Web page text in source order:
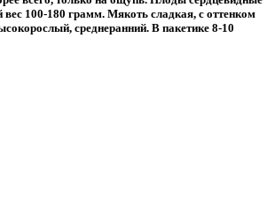
вес 100-180 грамм. Мякоть сладкая, с оттенком
среднеранний. В пакетике 8-10